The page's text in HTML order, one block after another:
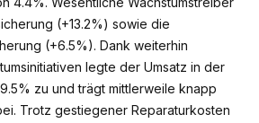
(+13.2%) sowie die
(+6.5%). Dank weiterhin
legte der Umsatz in der
zu und trägt mittlerweile knapp
Trotz gestiegener Reparaturkosten